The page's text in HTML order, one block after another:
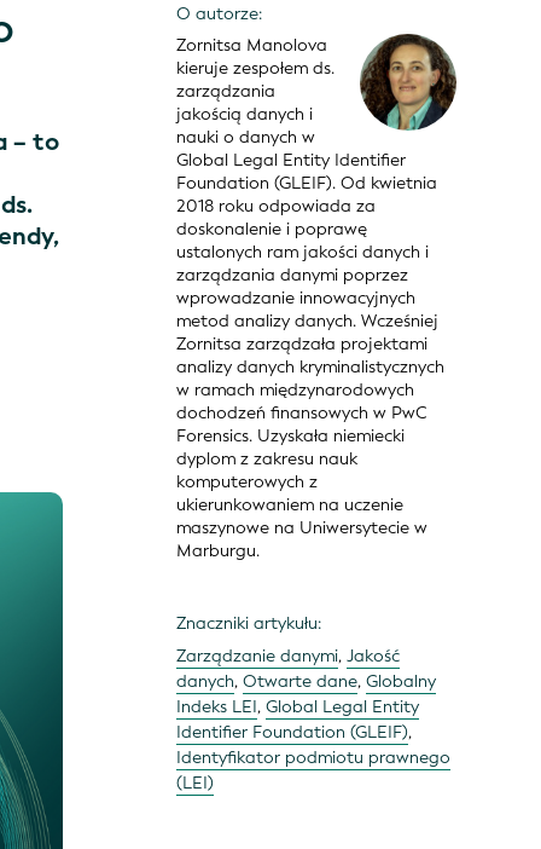
– to
O autorze:
Zornitsa Manolova
kieruje zespołem ds.
zarządzania
jakością danych i
nauki o danych w
Global Legal Entity Identifier
Foundation (GLEIF). Od kwietnia
2018 roku odpowiada za
doskonalenie i poprawę
ustalonych ram jakości danych i
zarządzania danymi poprzez
wprowadzanie innowacyjnych
metod analizy danych. Wcześniej
Zornitsa zarządzała projektami
analizy danych kryminalistycznych
w ramach międzynarodowych
dochodzeń finansowych w PwC
Forensics. Uzyskała niemiecki
dyplom z zakresu nauk
komputerowych z
ukierunkowaniem na uczenie
maszynowe na Uniwersytecie w
Marburgu.
Znaczniki artykułu:
Zarządzanie danymi, Jakość
danych, Otwarte dane, Globalny
Indeks LEI, Global Legal Entity
Identifier Foundation (GLEIF),
Identyfikator podmiotu prawnego
(LEI)